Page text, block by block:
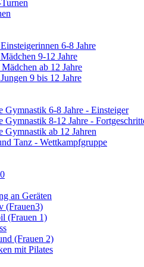
6-8 Jahre
9-12 Jahre
ab 12 Jahre
9 bis 12 Jahre
Gymnastik 6-8 Jahre - Einsteiger
Gymnastik 8-12 Jahre -
Gymnastik ab 12 Jahren
Tanz - Wettkampfgruppe
an Geräten
(Frauen3)
(Frauen 1)
(Frauen 2)
mit Pilates